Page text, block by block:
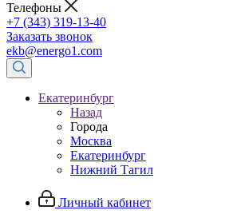
Телефоны
+7 (343) 319-13-40
Заказать звонок
ekb@energo1.com
Екатеринбург
Назад
Города
Москва
Екатеринбург
Нижний Тагил
Личный кабинет